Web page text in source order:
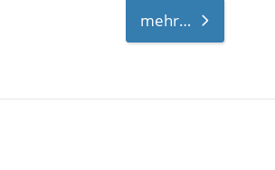
mehr…